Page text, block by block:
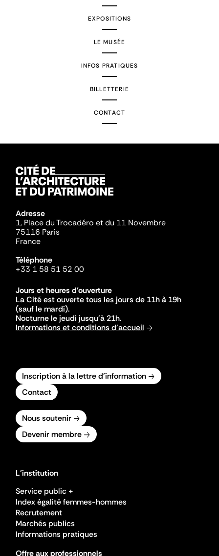
EXPOSITIONS
LE MUSÉE
INFOS PRATIQUES
BILLETTERIE
CONTACT
Adresse
1, Place du Trocadéro et du 11 Novembre
75116 Paris
France
Téléphone
+33 1 58 51 52 00
Jours et heures d'ouverture
La Cité est ouverte tous les jours de 11h à 19h
(sauf le mardi).
Nocturne le jeudi jusqu'à 21h.
Informations et conditions d'accueil
Inscription à la lettre d'information
Contact
Nous soutenir
Devenir membre
L'institution
Service public +
Index égalité femmes-hommes
Recrutement
Marchés publics
Informations pratiques
Offre aux professionnels